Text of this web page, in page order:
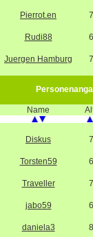
Pierrot.en
Rudi88
Juergen Hamburg
Name
Diskus
Torsten59
Traveller
jabo59
daniela3